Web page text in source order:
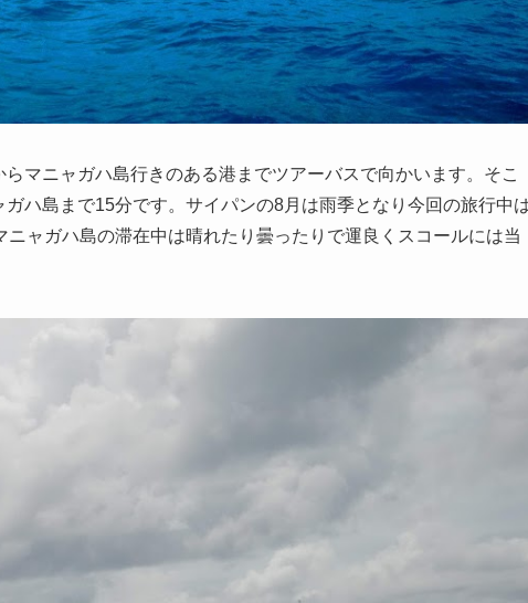
マニャガハ島行きのある港までツアーバスで向かいます。そこ
ハ島まで15分です。サイパンの8月は雨季となり今回の旅行中
ャガハ島の滞在中は晴れたり曇ったりで運良くスコールには当